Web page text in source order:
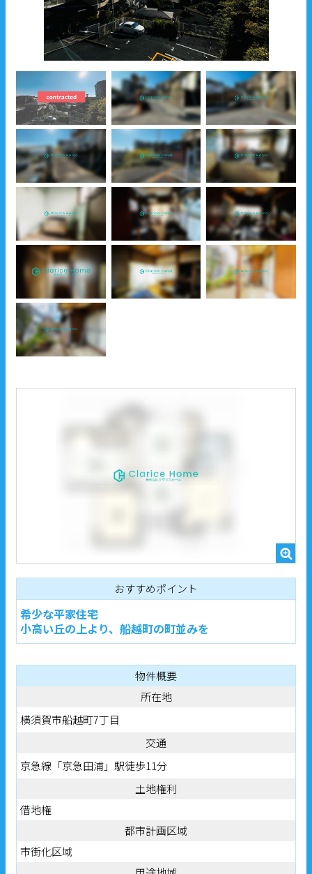
おすすめポイント
希少な平家住宅
小高い丘の上より、船越町の町並みを
物件概要
所在地
横須賀市船越町7丁目
交通
京急線「京急田浦」駅徒歩11分
土地権利
借地権
都市計画区域
市街化区域